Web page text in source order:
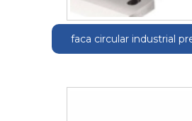
faca circular industrial